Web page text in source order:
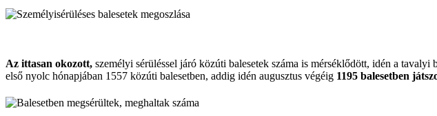
Az ittasan okozott, személyi sérüléssel járó közúti balesetek száma is mérséklődött, idén a
első nyolc hónapjában 1557 közúti balesetben, addig idén augusztus végéig 1195 balesetben